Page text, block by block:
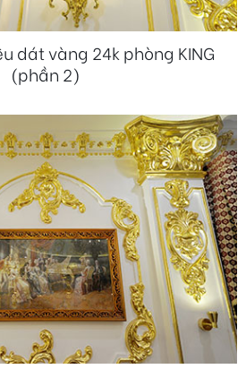
dát vàng 24k phòng KING
(phần 2)